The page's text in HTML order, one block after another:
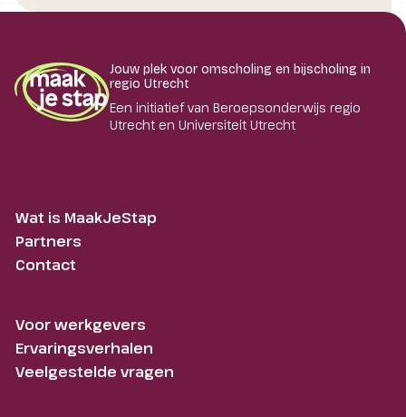
Jouw plek voor omscholing en bijscholing in
regio Utrecht
Een initiatief van Beroepsonderwijs regio
Utrecht en Universiteit Utrecht
Wat is MaakJeStap
Partners
Contact
Voor werkgevers
Ervaringsverhalen
Veelgestelde vragen